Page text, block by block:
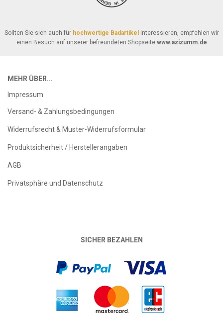
Sollten Sie sich auch für hochwertige Badartikel interessieren, empfehlen wir
einen Besuch auf unserer befreundeten Shopseite www.azizumm.de
MEHR ÜBER...
Impressum
Versand- & Zahlungsbedingungen
Widerrufsrecht & Muster-Widerrufsformular
Produktsicherheit / Herstellerangaben
AGB
Privatsphäre und Datenschutz
SICHER BEZAHLEN